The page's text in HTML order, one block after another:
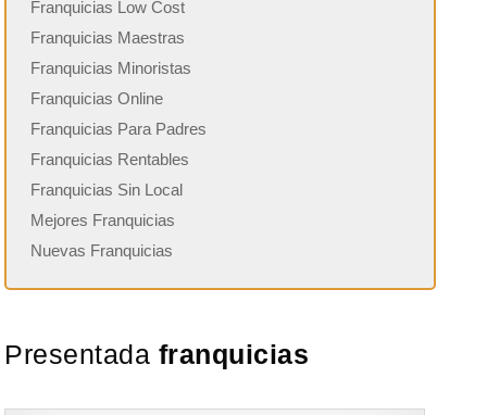
Franquicias Low Cost
Franquicias Maestras
Franquicias Minoristas
Franquicias Online
Franquicias Para Padres
Franquicias Rentables
Franquicias Sin Local
Mejores Franquicias
Nuevas Franquicias
Presentada franquicias